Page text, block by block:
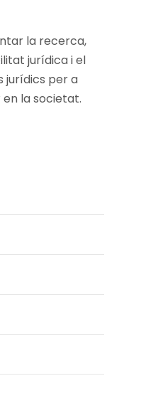
la recerca,
jurídica i el
jurídics per a
en lasocietat.